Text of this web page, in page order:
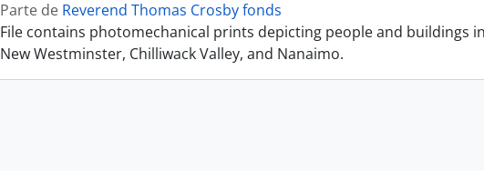
Parte de Reverend Thomas Crosby fonds
File contains photomechanical prints depicting people and buildings
New Westminster, Chilliwack Valley, and Nanaimo.